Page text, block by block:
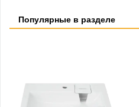
Популярные в разделе